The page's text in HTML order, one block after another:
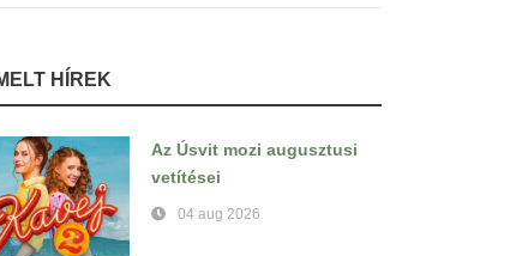
HÍREK
Az Úsvit mozi augusztusi
vetítései
04 aug 2026